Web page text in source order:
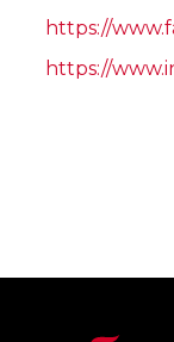
https://
https://